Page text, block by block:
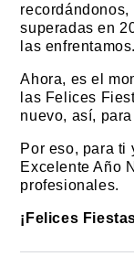
superadas en
las enfrentamos.
Ahora, es el
las Felices
nuevo, así,
Por eso, para ti
Excelente Año
profesionales.
¡Felices